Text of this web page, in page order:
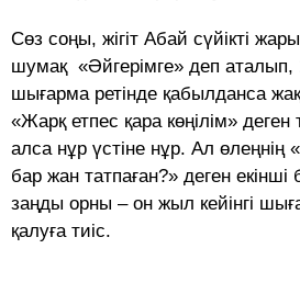
Сөз соңы, жігіт Абай сүйікті
шумақ «Әйгерімге» деп
шығарма ретінде қабылданса
«Жарқ етпес қара көңілім»
алса нұр үстіне нұр. Ал өлеңнің
бар жан татпаған?» деген екінші
заңды орны – он жыл кейінгі
қалуға тиіс.